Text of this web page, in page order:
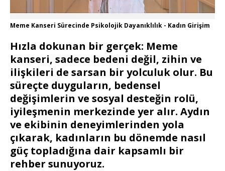
Meme Kanseri Sürecinde Psikolojik Dayanıklılık - Kadın Girişim
Hızla dokunan bir gerçek: Meme
kanseri, sadece bedeni değil, zihin ve
ilişkileri de sarsan bir yolculuk olur. Bu
süreçte duyguların, bedensel
değişimlerin ve sosyal desteğin rolü,
iyileşmenin merkezinde yer alır. Aydın
ve ekibinin deneyimlerinden yola
çıkarak, kadınların bu dönemde nasıl
güç topladığına dair kapsamlı bir
rehber sunuyoruz.